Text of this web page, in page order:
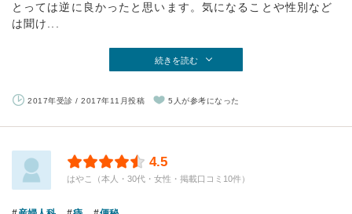
とっては逆に良かったと思います。気になることや性別など
は聞け...
続きを読む
2017年受診 / 2017年11月投稿 5人が参考になった
4.5
はやこ（本人・30代・女性・掲載口コミ10件）